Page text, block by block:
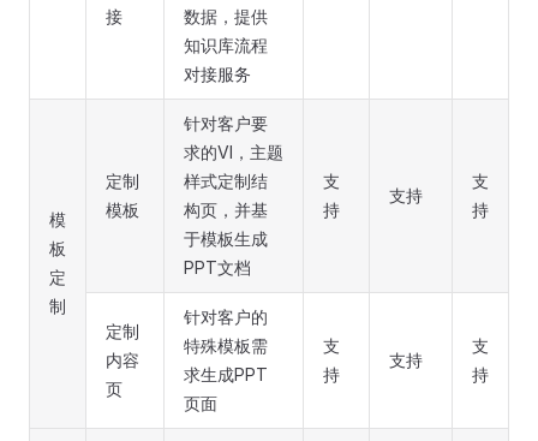
接
数据，提供
知识库流程
对接服务
模
板
定
制
定制
模板
针对客户要
求的VI，主题
样式定制结
构页，并基
于模板生成
PPT文档
支
持
支持
支
持
定制
内容
页
针对客户的
特殊模板需
求生成PPT
页面
支
持
支持
支
持